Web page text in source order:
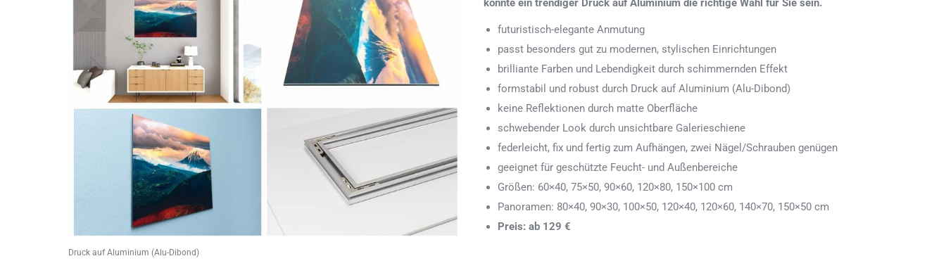
Druck auf Aluminium (Alu-Dibond)
könnte ein trendiger Druck auf Aluminium die richtige Wahl für Sie sein.
futuristisch-elegante Anmutung
passt besonders gut zu modernen, stylischen Einrichtungen
brilliante Farben und Lebendigkeit durch schimmernden Effekt
formstabil und robust durch Druck auf Aluminium (Alu-Dibond)
keine Reflektionen durch matte Oberfläche
schwebender Look durch unsichtbare Galerieschiene
federleicht, fix und fertig zum Aufhängen, zwei Nägel/Schrauben genügen
geeignet für geschützte Feucht- und Außenbereiche
Größen: 60×40, 75×50, 90×60, 120×80, 150×100 cm
Panoramen: 80×40, 90×30, 100×50, 120×40, 120×60, 140×70, 150×50 cm
Preis: ab 129 €